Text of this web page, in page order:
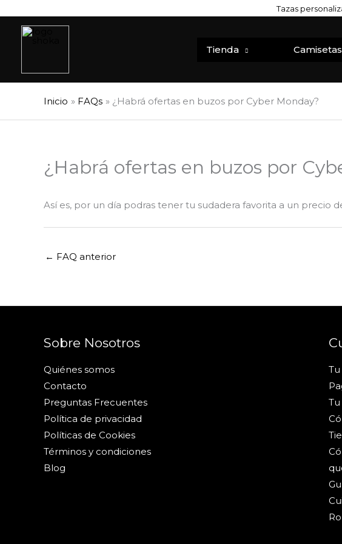
contenido
Tazas
Tienda Camisetas
Inicio FAQs ¿Habrá ofertas en buzos por Cyber Monday?
¿Habrá ofertas en buzos por
Así es, por un día podras tener tu sudadera favorita a un precio
← FAQ anterior
Sobre Nosotros
Quiénes somos
Contacto
Preguntas Frecuentes
Política de privacidad
Políticas de Cookies
Términos y condiciones
Blog